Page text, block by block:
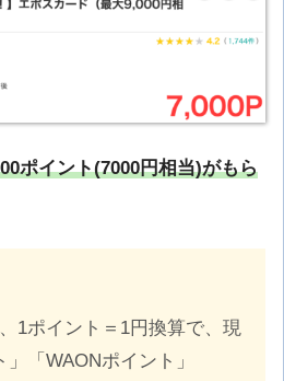
ポイント(7000円相当)がもら
1ポイント＝1円換算で、現
「WAONポイント」